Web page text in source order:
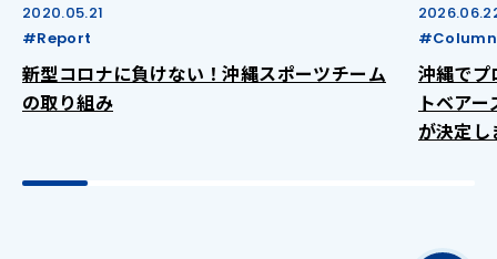
2020.05.21
#Report
新型コロナに負けない！沖縄スポーツチーム
の取り組み
#Column
沖縄でプ
トベア
が決定し